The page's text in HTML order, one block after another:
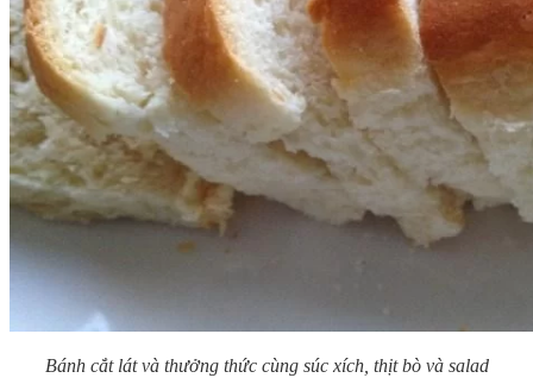
Bánh cắt lát và thưởng thức cùng súc xích, thịt bò và salad